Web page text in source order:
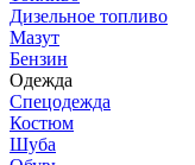
Дизельное топливо
Мазут
Бензин
Одежда
Спецодежда
Костюм
Шуба